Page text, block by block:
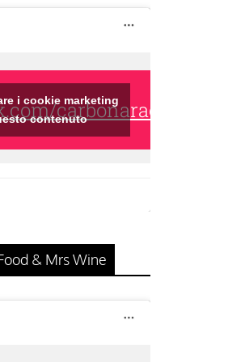
carbonaraclub/
i cookie marketing
contenuto
& Mrs Wine